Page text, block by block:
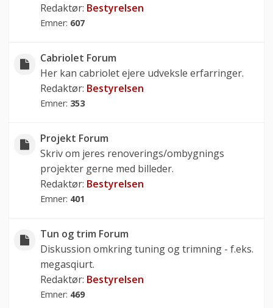
Redaktør: Bestyrelsen
Emner: 607
Cabriolet Forum
Her kan cabriolet ejere udveksle erfarringer.
Redaktør: Bestyrelsen
Emner: 353
Projekt Forum
Skriv om jeres renoverings/ombygnings
projekter gerne med billeder.
Redaktør: Bestyrelsen
Emner: 401
Tun og trim Forum
Diskussion omkring tuning og trimning - f.eks.
megasqiurt.
Redaktør: Bestyrelsen
Emner: 469